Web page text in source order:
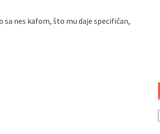
nes kafom, što mu daje specifičan,